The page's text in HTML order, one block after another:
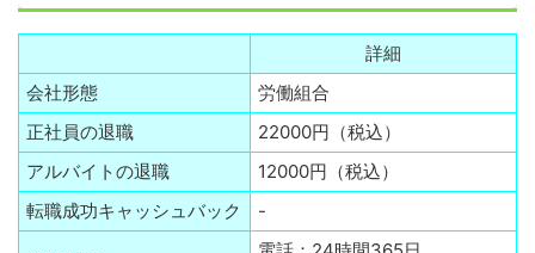
詳細
会社形態
労働組合
正社員の退職
22000円（税込）
アルバイトの退職
12000円（税込）
転職成功キャッシュバック
-